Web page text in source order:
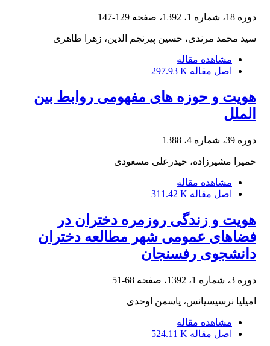
دوره 18، شماره 1، 1392، صفحه 129-147
سید محمد مرندی، حسین پیرنجم الدین، زهرا طاهری
مشاهده مقاله
اصل مقاله 297.93 K
هویت و حوزه های مفهومی روابط بین
الملل
دوره 39، شماره 4، 1388
حمیرا مشیرزاده، حیدرعلی مسعودی
مشاهده مقاله
اصل مقاله 311.42 K
هویت و زندگی روزمره دختران در
فضاهای عمومی شهر مطالعه دختران
دانشجوی رفسنجان
دوره 3، شماره 1، 1392، صفحه 68-51
امیلیا نرسیسیانس، یاسمن اوحدی
مشاهده مقاله
اصل مقاله 524.11 K